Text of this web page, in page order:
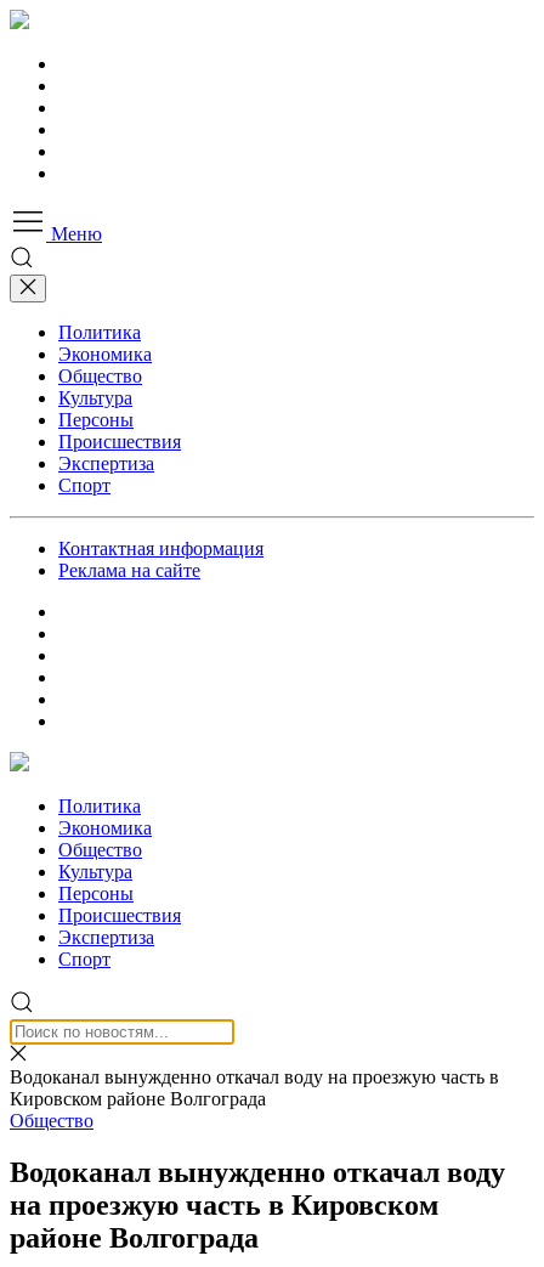
Меню
Политика
Экономика
Общество
Культура
Персоны
Происшествия
Экспертиза
Спорт
Контактная информация
Реклама на сайте
Политика
Экономика
Общество
Культура
Персоны
Происшествия
Экспертиза
Спорт
Водоканал вынужденно откачал воду на проезжую часть в
Кировском районе Волгограда
Общество
Водоканал вынужденно откачал воду
на проезжую часть в Кировском
районе Волгограда